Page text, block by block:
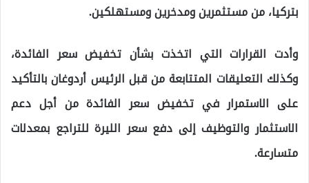
بتركيا، من مستثمرين ومدخرين ومستهلكين.
وأدت القرارات التي اتخذت بشأن تخفيض سعر الفائدة،
وكذلك التعليقات المتتابعة من قبل الرئيس أردوغان بالتأكيد
على الاستمرار في تخفيض سعر الفائدة من أجل دعم
الاستثمار والتوظيف إلى دفع سعر الليرة للتراجع بمعدلات
متسارعة.